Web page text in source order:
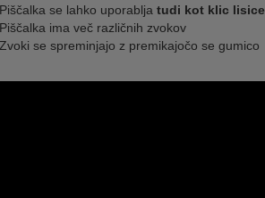
Piščalka se lahko uporablja tudi kot klic lisice
Piščalka ima več različnih zvokov
Zvoki se spreminjajo z premikajočo se gumico